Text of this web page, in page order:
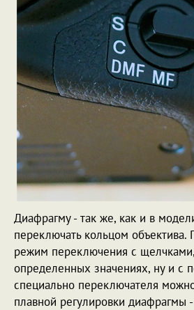
Диафрагму - так же, как и в
переключать кольцом объектива.
режим переключения с
определенных значениях, ну и с
специально переключателя
плавной регулировки диафрагмы